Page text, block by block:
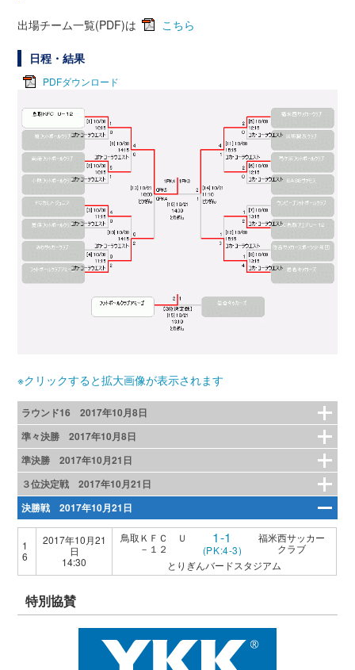
出場チーム一覧(PDF)は こちら
日程・結果
PDFダウンロード
※クリックすると拡大画像が表示されます
ラウンド16 2017年10月8日
準々決勝 2017年10月8日
準決勝 2017年10月21日
３位決定戦 2017年10月21日
決勝戦 2017年10月21日
1
6
2017年10月21
日
14:30
鳥取ＫＦＣ Ｕ
－１２
1-1
(PK:4-3)
福米西サッカー
クラブ
とりぎんバードスタジアム
特別協賛